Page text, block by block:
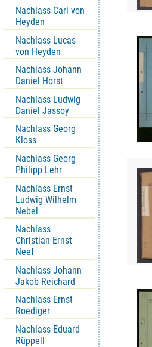
Nachlass Carl von
Heyden
Nachlass Lucas
von Heyden
Nachlass Johann
Daniel Horst
Nachlass Ludwig
Daniel Jassoy
Nachlass Georg
Kloss
Nachlass Georg
Philipp Lehr
Nachlass Ernst
Ludwig Wilhelm
Nebel
Nachlass
Christian Ernst
Neef
Nachlass Johann
Jakob Reichard
Nachlass Ernst
Roediger
Nachlass Eduard
Rüppell